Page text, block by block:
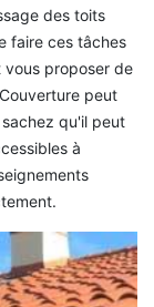
des toits
faire ces tâches
vous proposer de
peut
qu'il peut
à